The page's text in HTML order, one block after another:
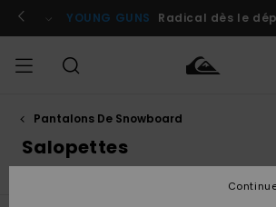
de
grille
des
produits
Se connecter / s'inscrire
YOUNG GUNS Radical dès le
HOMME Vêtements
Vêtements
Shop
Surf
Snow
Outlet
Accéder à
Pantalons De Snowboard
Salopettes